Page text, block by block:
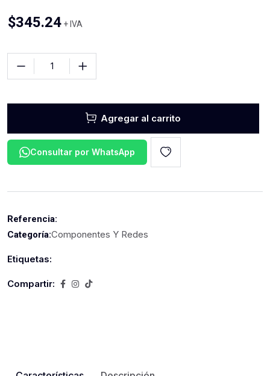
$345.24 + IVA
Agregar al carrito
Consultar por WhatsApp
Referencia:
Categoría:Componentes Y Redes
Etiquetas:
Compartir: